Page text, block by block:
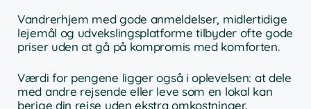
Vandrerhjem med gode anmeldelser, midlertidige
lejemål og udvekslingsplatforme tilbyder ofte gode
priser uden at gå på kompromis med komforten.
Værdi for pengene ligger også i oplevelsen: at dele
med andre rejsende eller leve som en lokal kan
berige din rejse uden ekstra omkostninger.